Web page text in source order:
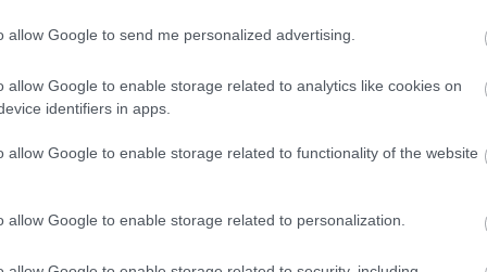
allow Google to send me personalized advertising.
allow Google to enable storage related to analytics like cookies on
identifiers in apps.
allow Google to enable storage related to functionality of the website
allow Google to enable storage related to personalization.